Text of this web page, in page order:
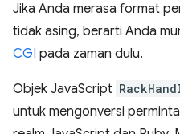
Jika Anda merasa format
tidak asing, berarti Anda
CGI pada zaman dulu.
Objek JavaScript
untuk mengonversi